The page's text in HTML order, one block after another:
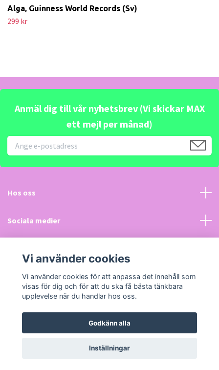
Alga, Guinness World Records (Sv)
299 kr
Anmäl dig till vår nyhetsbrev (Vi skickar MAX
ett mejl per månad)
Hos oss
Sociala medier
Läs mer
© 2026 LeksakerPlus.se Powered by Quickbutik
Vi använder cookies
Vi använder cookies för att anpassa det innehåll som
visas för dig och för att du ska få bästa tänkbara
upplevelse när du handlar hos oss.
Godkänn alla
Inställningar